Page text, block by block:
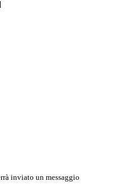
inviato un messaggio